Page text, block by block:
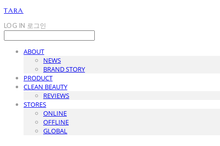
TARA
LOG IN 로그인
ABOUT
NEWS
BRAND STORY
PRODUCT
CLEAN BEAUTY
REVIEWS
STORES
ONLINE
OFFLINE
GLOBAL